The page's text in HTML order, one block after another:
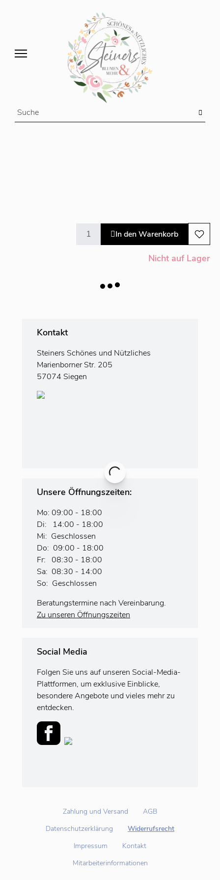
In den Warenkorb
Nicht auf Lager
Kontakt
Steiners Schönes und Nützliches
Marienborner Str. 205
57074 Siegen
Unsere Öffnungszeiten:
Mo: 09:00 - 18:00
Di: 14:00 - 18:00
Mi: Geschlossen
Do: 09:00 - 18:00
Fr: 08:30 - 18:00
Sa: 08:30 - 14:00
So: Geschlossen
Beratungstermine nach Vereinbarung.
Zu unseren Öffnungszeiten
Social Media
Folgen Sie uns auf unseren Social-Media-
Plattformen, um exklusive Einblicke,
besondere Angebote und vieles mehr zu
entdecken.
Zahlung und Versand
AGB
Datenschutzerklärung
Widerrufsrecht
Impressum
Kontakt
Mitarbeiterinformationen